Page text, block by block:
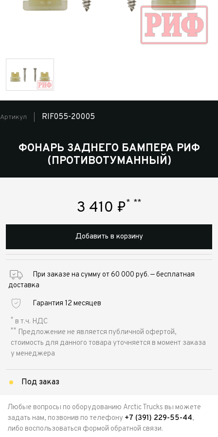
Артикул RIF055-20005
ФОНАРЬ ЗАДНЕГО БАМПЕРА РИФ
(ПРОТИВОТУМАННЫЙ)
3 410 ₽* **
Добавить в корзину
При заказе на сумму от 60 000 руб. — бесплатная
доставка
Гарантия 12 месяцев
* в т.ч. НДС
** Предложение не является публичной офертой,
стоимость для данного товара уточняется в момент заказа
у менеджера
Под заказ
Любые вопросы по оборудованию Arctic Trucks вы можете
задать нам, позвонив по телефону +7 (391) 229-55-44,
либо воспользоваться формой обратной связи.